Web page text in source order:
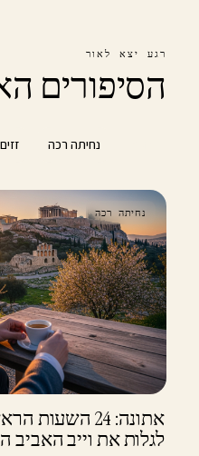
רגע יצא לאור
הסיפורים
נחיתה רכה
נחיתה רכה
אתונה: 24
לגלות את וייב האביב